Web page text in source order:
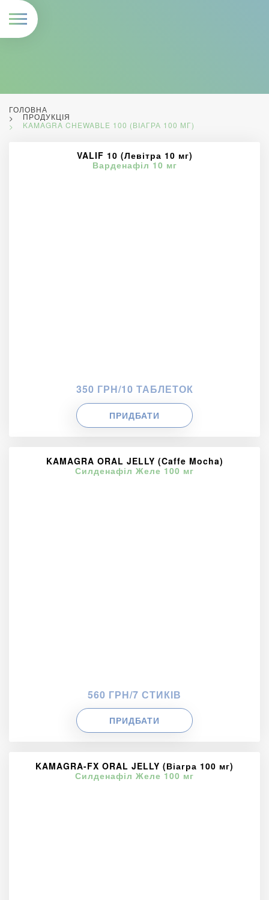
ГОЛОВНА
ПРОДУКЦІЯ
KAMAGRA CHEWABLE 100 (ВІАГРА 100 МГ)
VALIF 10 (Левітра 10 мг)
Варденафіл 10 мг
350 ГРН/10 ТАБЛЕТОК
ПРИДБАТИ
KAMAGRA ORAL JELLY (Caffe Mocha)
Силденафіл Желе 100 мг
560 ГРН/7 СТИКІВ
ПРИДБАТИ
KAMAGRA-FX ORAL JELLY (Віагра 100 мг)
Силденафіл Желе 100 мг